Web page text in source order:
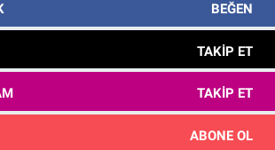
BEĞEN
TAKIP ET
TAKIP ET
ABONE OL